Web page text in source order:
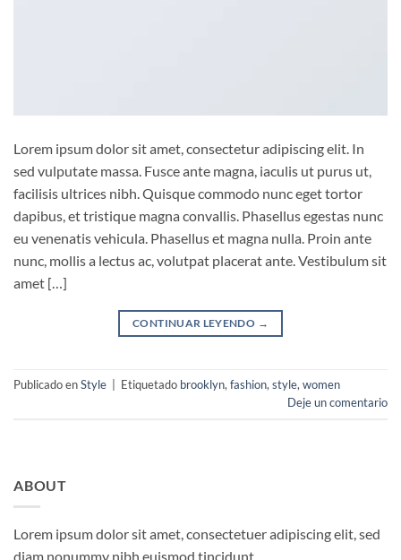
Lorem ipsum dolor sit amet, consectetur adipiscing elit. In
sed vulputate massa. Fusce ante magna, iaculis ut purus ut,
facilisis ultrices nibh. Quisque commodo nunc eget tortor
dapibus, et tristique magna convallis. Phasellus egestas nunc
eu venenatis vehicula. Phasellus et magna nulla. Proin ante
nunc, mollis a lectus ac, volutpat placerat ante. Vestibulum sit
amet […]
CONTINUAR LEYENDO →
Publicado enStyle Etiquetado brooklyn, fashion, style, women
Deje un comentario
ABOUT
Lorem ipsum dolor sit amet, consectetuer adipiscing elit, sed
diam nonummy nibh euismod tincidunt.